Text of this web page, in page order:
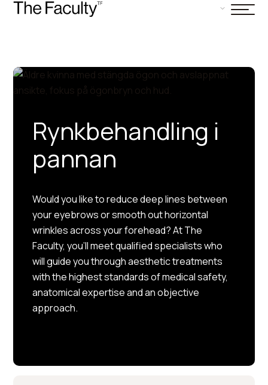
Rynkbehandling i
pannan
Would you like to reduce deep lines between
your eyebrows or smooth out horizontal
wrinkles across your forehead? At The
Faculty, you’ll meet qualified specialists who
will guide you through aesthetic treatments
with the highest standards of medical safety,
anatomical expertise and an objective
approach.